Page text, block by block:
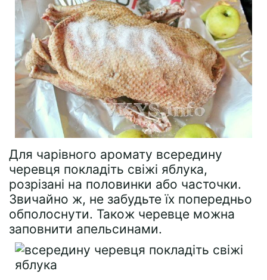
Для чарівного аромату всередину
черевця покладіть свіжі яблука,
розрізані на половинки або часточки.
Звичайно ж, не забудьте їх попередньо
обполоснути. Також черевце можна
заповнити апельсинами.